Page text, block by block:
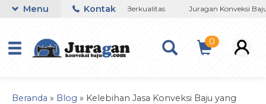
Jujur - Amanah -Terpercaya - Berkualitas Juragan Konveksi Baju
Menu Kontak
0
Beranda » Blog » Kelebihan Jasa Konveksi Baju yang